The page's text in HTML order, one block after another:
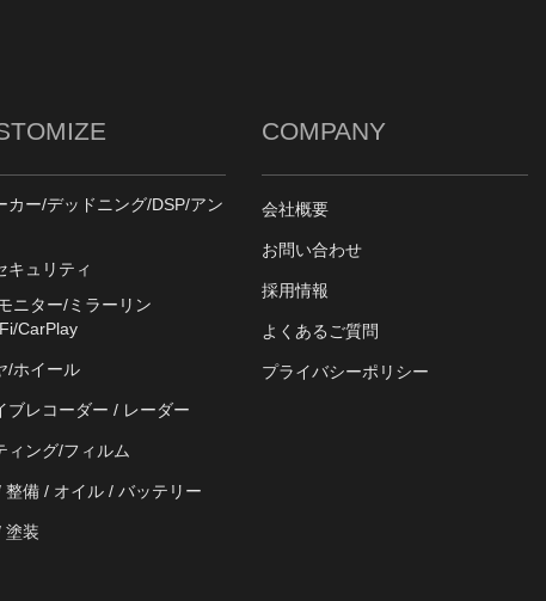
カー/デッドニング/DSP/アン
キュリティ
ニター/ミラーリン
CarPlay
/ホイール
ブレコーダー / レーダー
ィング/フィルム
整備 / オイル / バッテリー
塗装
COMPANY
会社概要
お問い合わせ
採用情報
よくあるご質問
プライバシーポリシー